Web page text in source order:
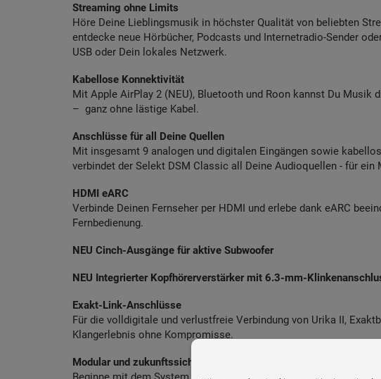
Streaming ohne Limits
Höre Deine Lieblingsmusik in höchster Qualität von beliebten
entdecke neue Hörbücher, Podcasts und Internetradio-Sender
USB oder Dein lokales Netzwerk.
Kabellose Konnektivität
Mit Apple AirPlay 2 (NEU), Bluetooth und Roon kannst Du Musik
– ganz ohne lästige Kabel.
Anschlüsse für all Deine Quellen
Mit insgesamt 9 analogen und digitalen Eingängen sowie
verbindet der Selekt DSM Classic all Deine Audioquellen - für ein
HDMI eARC
Verbinde Deinen Fernseher per HDMI und erlebe dank eARC
Fernbedienung.
NEU Cinch-Ausgänge für aktive Subwoofer
NEU Integrierter Kopfhörerverstärker mit 6.3-mm-
Exakt-Link-Anschlüsse
Für die volldigitale und verlustfreie Verbindung von Urika II,
Klangerlebnis ohne Kompromisse.
Modular und zukunftssicher